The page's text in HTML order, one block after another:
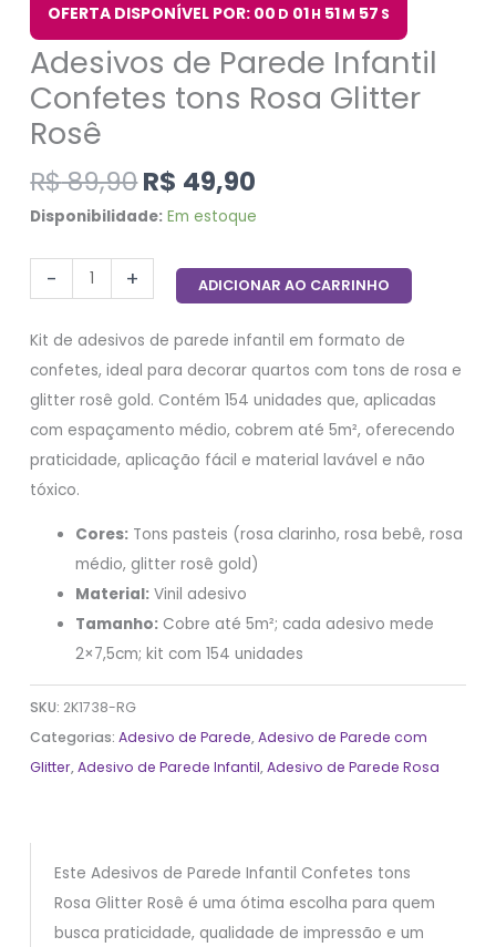
OFERTA DISPONÍVEL POR: 00 D 01H 51M 56 S
Adesivos de Parede Infantil
Confetes tons Rosa Glitter
Rosê
R$89,90R$ 49,90
Disponibilidade: Em estoque
- + ADICIONAR AO CARRINHO
Kit de adesivos de parede infantil em formato de
confetes, ideal para decorar quartos com tons de rosa e
glitter rosê gold. Contém 154 unidades que, aplicadas
com espaçamento médio, cobrem até 5m², oferecendo
praticidade, aplicação fácil e material lavável e não
tóxico.
Cores: Tons pasteis (rosa clarinho, rosa bebê, rosa
médio, glitter rosê gold)
Material: Vinil adesivo
Tamanho: Cobre até 5m²; cada adesivo mede
2×7,5cm; kit com 154 unidades
SKU: 2K1738-RG
Categorias:Adesivo de Parede,Adesivo de Parede com
Glitter,Adesivo de Parede Infantil,Adesivo de Parede Rosa
Este Adesivos de Parede Infantil Confetes tons
Rosa Glitter Rosê é uma ótima escolha para quem
busca praticidade, qualidade de impressão e um